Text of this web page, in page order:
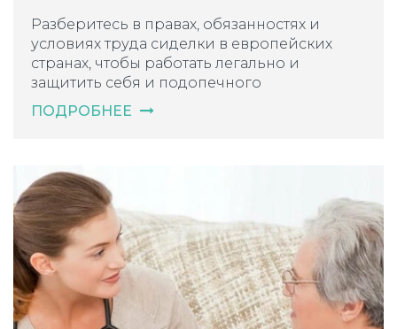
Разберитесь в правах, обязанностях и
условиях труда сиделки в европейских
странах, чтобы работать легально и
защитить себя и подопечного
ПОДРОБНЕЕ